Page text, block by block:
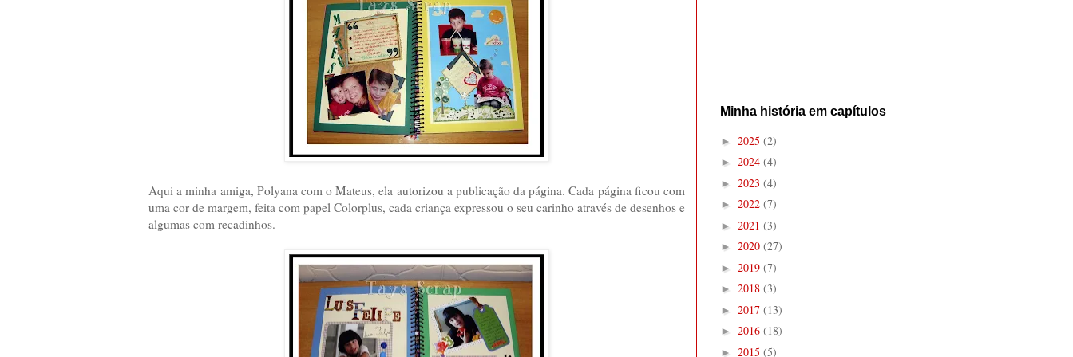
Aqui a minha amiga, Polyana com o Mateus, ela autorizou a publicação da página. Cada página ficou com
uma cor de margem, feita com papel Colorplus, cada criança expressou o seu carinho através de desenhos e
algumas com recadinhos.
Minha história em capítulos
► 2025 (2)
► 2024 (4)
► 2023 (4)
► 2022 (7)
► 2021 (3)
► 2020 (27)
► 2019 (7)
► 2018 (3)
► 2017 (13)
► 2016 (18)
► 2015 (5)